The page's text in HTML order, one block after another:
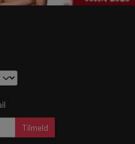
Tilmeld